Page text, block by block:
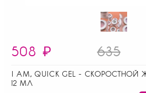
508 ₽ 635
I AM, QUICK GEL - СКОРОСТНОЙ
12 МЛ